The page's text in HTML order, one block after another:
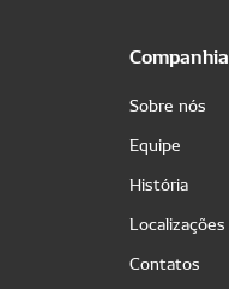
Companhia
Sobre nós
Equipe
História
Localizações
Contatos